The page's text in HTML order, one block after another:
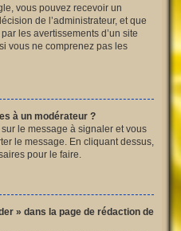
vous pouvez recevoir un
de l’administrateur, et que
les avertissements d’un site
vous ne comprenez pas les
à un modérateur ?
le message à signaler et vous
le message. En cliquant dessus,
pour le faire.
» dans la page de rédaction de